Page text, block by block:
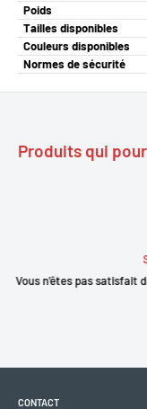
Poids
Tailles disponibles
Couleurs disponibles
Normes de sécurité
Produits qui
Vous n'êtes pas satisfait
CONTACT